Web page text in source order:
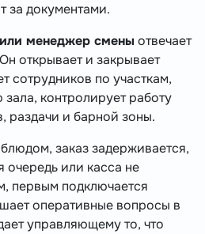
за документами.
менеджер смены отвечает
открывает и закрывает
сотрудников по участкам,
зала, контролирует работу
раздачи и барной зоны.
заказ задерживается,
очередь или касса не
первым подключается
оперативные вопросы в
управляющему то, что